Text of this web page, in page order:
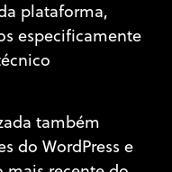
plataforma,
especificamente
também
do WordPress e